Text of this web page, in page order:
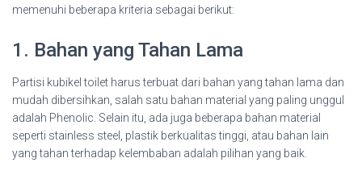
memenuhi beberapa kriteria sebagai berikut:
1. Bahan yang Tahan Lama
Partisi kubikel toilet harus terbuat dari bahan yang tahan lama dan
mudah dibersihkan, salah satu bahan material yang paling unggul
adalah Phenolic. Selain itu, ada juga beberapa bahan material
seperti stainless steel, plastik berkualitas tinggi, atau bahan lain
yang tahan terhadap kelembaban adalah pilihan yang baik.